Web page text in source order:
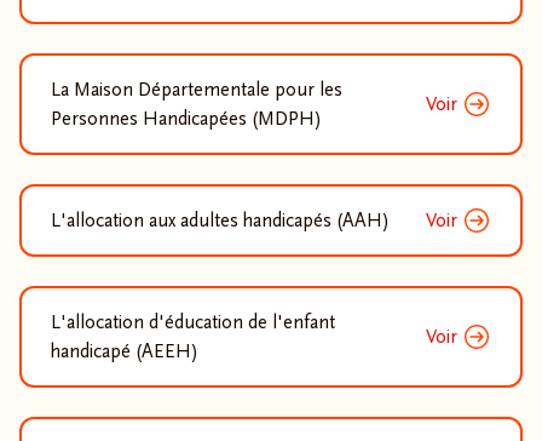
La Maison Départementale pour les
Personnes Handicapées (MDPH)
Voir
L'allocation aux adultes handicapés (AAH) Voir
L'allocation d'éducation de l'enfant
handicapé (AEEH)
Voir